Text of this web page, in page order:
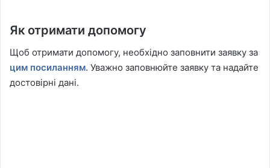
Як отримати допомогу
Щоб отримати допомогу, необхідно заповнити заявку за
цим посиланням. Уважно заповнюйте заявку та надайте
достовірні дані.